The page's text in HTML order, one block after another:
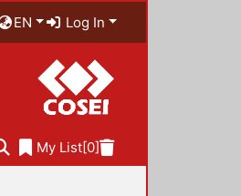
EN Log In
My List[0]